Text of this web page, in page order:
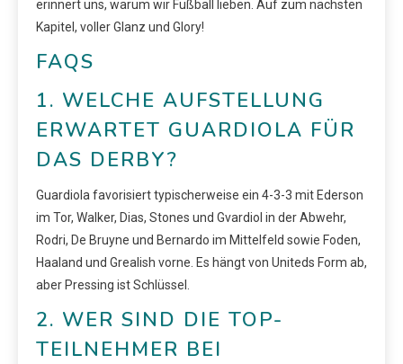
erinnert uns, warum wir Fußball lieben. Auf zum nächsten
Kapitel, voller Glanz und Glory!
FAQS
1. WELCHE AUFSTELLUNG
ERWARTET GUARDIOLA FÜR
DAS DERBY?
Guardiola favorisiert typischerweise ein 4-3-3 mit Ederson
im Tor, Walker, Dias, Stones und Gvardiol in der Abwehr,
Rodri, De Bruyne und Bernardo im Mittelfeld sowie Foden,
Haaland und Grealish vorne. Es hängt von Uniteds Form ab,
aber Pressing ist Schlüssel.
2. WER SIND DIE TOP-
TEILNEHMER BEI